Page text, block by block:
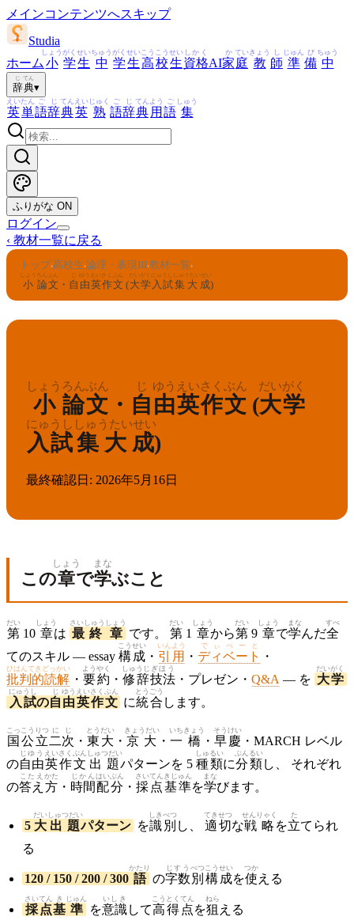
メインコンテンツへスキップ
Studia
ホーム 小
しょう
学
がく
生
せい
中
ちゅう
学
がく
生
せい
高
こう
校
こう
生
せい
資格
しかく
AI家
か
庭
てい
教
きょう
師
し
準
じゅん
備
び
中
ちゅう
辞
じ
典
てん
▾
英
えい
単
たん
語
ご
辞
じ
典
てん
英
えい
熟
じゅく
語
ご
辞
じ
典
てん
用
よう
語
ご
集
しゅう
ふりがな ON
ログイン
‹ 教材一覧に戻る
トップ›高校生›論理・表現III›教材一覧›
小
しょう
論
ろん
文
ぶん
・ 自
じ
由
ゆう
英
えい
作
さく
文
ぶん
(大学
だいがく
入試
にゅうし
集大成
しゅうたいせい
)
小
しょう
論
ろん
文
ぶん
・ 自
じ
由
ゆう
英
えい
作
さく
文
ぶん
(大学
だいがく
入試
にゅうし
集大成
しゅうたいせい
)
最終確認日 : 2026年5月16日
この章
しょう
で学
まな
ぶこと
第
だい
10 章
しょう
は 最終
さいしゅう
章
しょう
です。 第
だい
1 章
しょう
から第
だい
9 章
しょう
で学
まな
んだ全
すべ
てのスキル — essay 構成
こうせい
・ 引用
いんよう
・ ディベート
でぃべーと
・
批判的読解
ひはんてきどっかい
・ 要約
ようやく
・ 修辞
しゅうじ
技法
ぎほう
・プレゼン・ Q&A — を 大学
だいがく
入試
にゅうし
の自
じ
由
ゆう
英
えい
作文
さくぶん
に統合
とうごう
します。
国公立
こっこうりつ
二
に
次
じ
・ 東大
とうだい
・ 京大
きょうだい
・ 一
いち
橋
きょう
・ 早慶
そうけい
・MARCH レベル
の自由
じゆう
英
えい
作文
さくぶん
出題
しゅつだい
パターンを 5 種類
しゅるい
に分類
ぶんるい
し、 それぞれ
の答え
こたえ
方
かた
・ 時間
じかん
配分
はいぶん
・ 採点
さいてん
基準
きじゅん
を学
まな
びます。
5 大
だい
出題
しゅつだい
パターン を識別
しきべつ
し、 適切
てきせつ
な戦略
せんりゃく
を立
た
てられ
る
120 / 150 / 200 / 300 語
かたり
の字数
じすう
別
べつ
構成
こうせい
を使
つか
える
採点
さいてん
基
き
準
じゅん
を意識
いしき
して高
こう
得点
とくてん
を狙
ねら
える